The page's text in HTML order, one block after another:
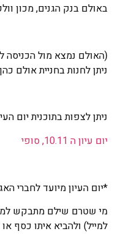
באולם בנק הגנים, מכון
(האולם נמצא מול הכניסה
ניתן לחנות בחניית אולם
ניתן לצפות בתוכנית יום
יום עיון ה 10.11, סופי
*יום העיון מיועד לחברי
מי שטרם שילם מתבקש
למייל) ולהביא איתו כסף